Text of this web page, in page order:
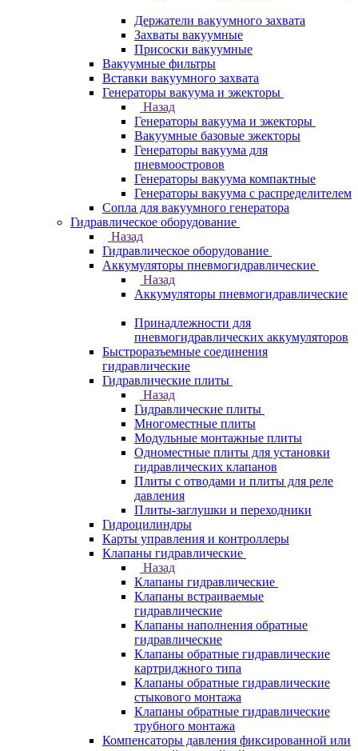
Держатели вакуумного захвата
Захваты вакуумные
Присоски вакуумные
Вакуумные фильтры
Вставки вакуумного захвата
Генераторы вакуума и эжекторы
Назад
Генераторы вакуума и эжекторы
Вакуумные базовые эжекторы
Генераторы вакуума для
пневмоостровов
Генераторы вакуума компактные
Генераторы вакуума с распределителем
Сопла для вакуумного генератора
Гидравлическое оборудование
Назад
Гидравлическое оборудование
Аккумуляторы пневмогидравлические
Назад
Аккумуляторы пневмогидравлические
Принадлежности для
пневмогидравлических аккумуляторов
Быстроразъемные соединения
гидравлические
Гидравлические плиты
Назад
Гидравлические плиты
Многоместные плиты
Модульные монтажные плиты
Одноместные плиты для установки
гидравлических клапанов
Плиты с отводами и плиты для реле
давления
Плиты-заглушки и переходники
Гидроцилиндры
Карты управления и контроллеры
Клапаны гидравлические
Назад
Клапаны гидравлические
Клапаны встраиваемые
гидравлические
Клапаны наполнения обратные
гидравлические
Клапаны обратные гидравлические
картриджного типа
Клапаны обратные гидравлические
стыкового монтажа
Клапаны обратные гидравлические
трубного монтажа
Компенсаторы давления фиксированной или